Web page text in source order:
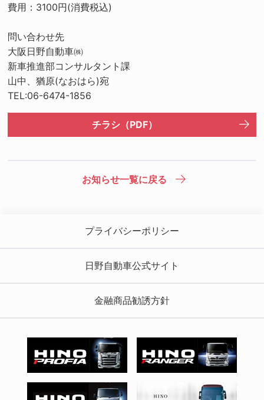
費用：3100円(消費税込)
問い合わせ先
大阪日野自動車㈱
新車推進部コンサルタント課
山中、猶原(なおはら)宛
TEL:06-6474-1856
チラシ（PDF）
お知らせ一覧に戻る
プライバシーポリシー
日野自動車公式サイト
金融商品勧誘方針